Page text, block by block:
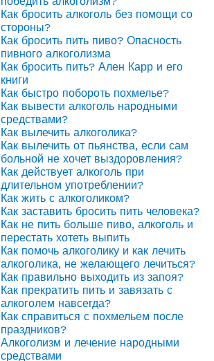
Как бросить алкоголь без помощи со
стороны?
Как бросить пить пиво? Опасность
пивного алкоголизма
Как бросить пить? Ален Карр и его
книги
Как быстро побороть похмелье?
Как вывести алкоголь народными
средствами?
Как вылечить алкоголика?
Как вылечить от пьянства, если сам
больной не хочет выздоровления?
Как действует алкоголь при
длительном употреблении?
Как жить с алкоголиком?
Как заставить бросить пить человека?
Как не пить больше пиво, алкоголь и
перестать хотеть выпить
Как помочь алкоголику и как лечить
алкоголика, не желающего лечиться?
Как правильно выходить из запоя?
Как прекратить пить и завязать с
алкоголем навсегда?
Как справиться с похмельем после
праздников?
Алкоголизм и лечение народными
средствами